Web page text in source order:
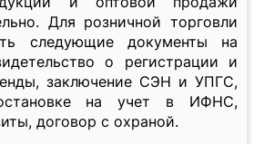
Для розничной торговли
следующие документы на
о регистрации и
заключение СЭН и УПГС,
на учет в ИФНС,
договор с охраной.